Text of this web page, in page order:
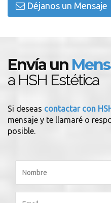
Déjanos un Mensaje
Envía un
a HSH Estética
Si deseas contactar con
mensaje y te llamaré o
posible.